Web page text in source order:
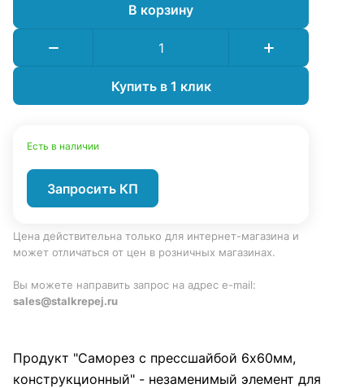
В корзину
Купить в 1 клик
Есть в наличии
Запросить КП
Цена действительна только для интернет-магазина и
может отличаться от цен в розничных магазинах.
Вы можете направить запрос на адрес e-mail:
sales@stalkrepej.ru
Продукт "Саморез с прессшайбой 6х60мм,
конструкционный" - незаменимый элемент для